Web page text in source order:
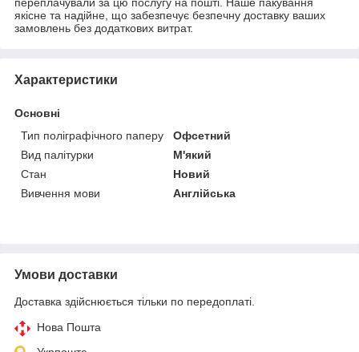
якісне та надійне, що забезпечує безпечну доставку ваших
замовлень без додаткових витрат.
Характеристики
Основні
Тип поліграфічного паперу
Офсетний
Вид палітурки
М'який
Стан
Новий
Вивчення мови
Англійська
Умови доставки
Доставка здійснюється тільки по передоплаті.
Нова Пошта